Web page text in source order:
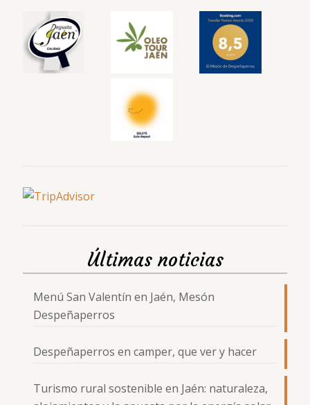
Últimas noticias
Menú San Valentín en Jaén, Mesón
Despeñaperros
Despeñaperros en camper, que ver y hacer
Turismo rural sostenible en Jaén: naturaleza,